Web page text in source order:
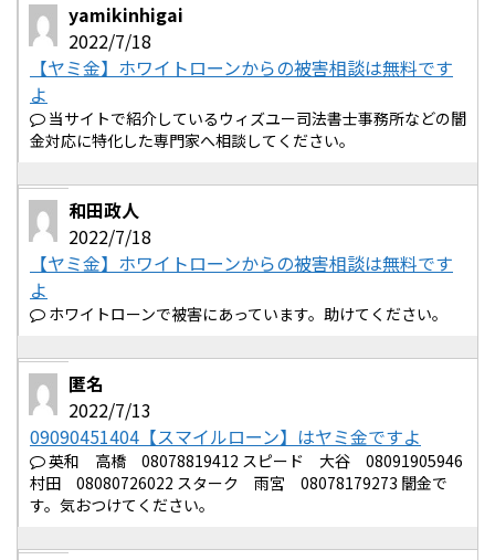
yamikinhigai
2022/7/18
【ヤミ金】ホワイトローンからの被害相談は無料です
よ
当サイトで紹介しているウィズユー司法書士事務所などの闇
金対応に特化した専門家へ相談してください。
和田政人
2022/7/18
【ヤミ金】ホワイトローンからの被害相談は無料です
よ
ホワイトローンで被害にあっています。助けてください。
匿名
2022/7/13
09090451404【スマイルローン】はヤミ金ですよ
英和 高橋 08078819412 スピード 大谷 08091905946
村田 08080726022 スターク 雨宮 08078179273 闇金で
す。気おつけてください。